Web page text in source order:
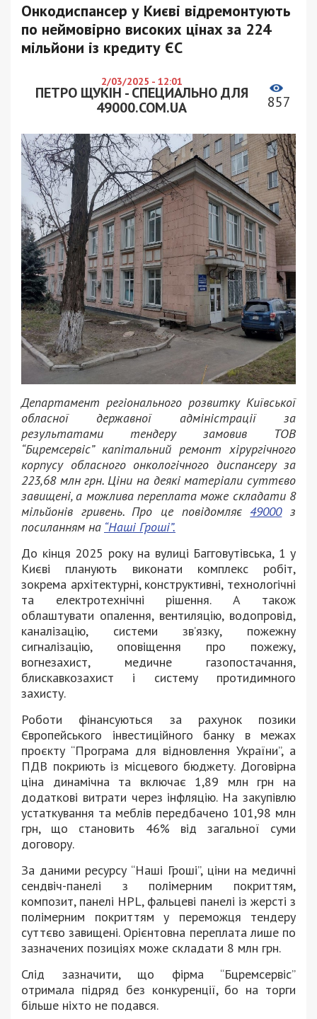
Онкодиспансер у Києві відремонтують
по неймовірно високих цінах за 224
мільйони із кредиту ЄС
2/03/2025 - 12:01
ПЕТРО ЩУКІН - СПЕЦИАЛЬНО ДЛЯ
49000.COM.UA
857
Департамент регіонального розвитку Київської
обласної державної адміністрації за
результатами тендеру замовив ТОВ
“Бцремсервіс” капітальний ремонт хірургічного
корпусу обласного онкологічного диспансеру за
223,68 млн грн. Ціни на деякі матеріали суттєво
завищені, а можлива переплата може складати 8
мільйонів гривень. Про це повідомляє49000з
посиланням на “Наші Гроші”.
До кінця 2025 року на вулиці Багговутівська, 1 у
Києві планують виконати комплекс робіт,
зокрема архітектурні, конструктивні, технологічні
та електротехнічні рішення. А також
облаштувати опалення, вентиляцію, водопровід,
каналізацію, системи зв’язку, пожежну
сигналізацію, оповіщення про пожежу,
вогнезахист, медичне газопостачання,
блискавкозахист і систему протидимного
захисту.
Роботи фінансуються за рахунок позики
Європейського інвестиційного банку в межах
проєкту “Програма для відновлення України”, а
ПДВ покриють із місцевого бюджету. Договірна
ціна динамічна та включає 1,89 млн грн на
додаткові витрати через інфляцію. На закупівлю
устаткування та меблів передбачено 101,98 млн
грн, що становить 46% від загальної суми
договору.
За даними ресурсу “Наші Гроші”, ціни на медичні
сендвіч-панелі з полімерним покриттям,
композит, панелі HPL, фальцеві панелі із жерсті з
полімерним покриттям у переможця тендеру
суттєво завищені. Орієнтовна переплата лише по
зазначених позиціях може складати 8 млн грн.
Слід зазначити, що фірма “Бцремсервіс”
отримала підряд без конкуренції, бо на торги
більше ніхто не подався.